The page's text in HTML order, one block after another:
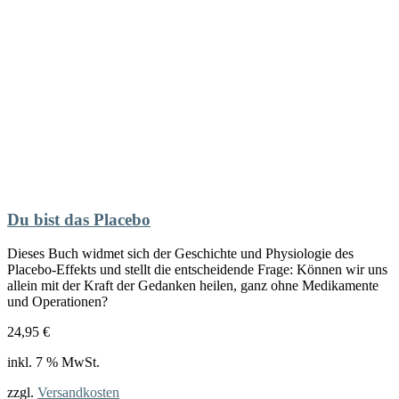
Du bist das Placebo
Dieses Buch widmet sich der Geschichte und Physiologie des
Placebo-Effekts und stellt die entscheidende Frage: Können wir uns
allein mit der Kraft der Gedanken heilen, ganz ohne Medikamente
und Operationen?
24,95 €
inkl. 7 % MwSt.
zzgl. Versandkosten